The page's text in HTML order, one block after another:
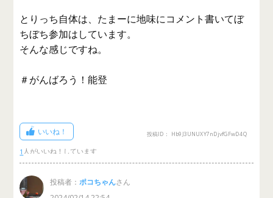
とりっち自体は、たまーに地味にコメント書いてぼ
ちぼち参加はしています。
そんな感じですね。
＃がんばろう！能登
いいね！
1
投稿ID： Hb9J3UNUXY7nDjvfGFwD4Q
投稿者：ポコちゃんさん